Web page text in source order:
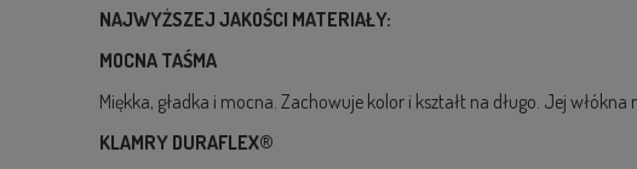
NAJWYŻSZEJ JAKOŚCI MATERIAŁY:
MOCNA TAŚMA
Miękka, gładka i mocna. Zachowuje kolor i kształt na długo. Jej
KLAMRY DURAFLEX®